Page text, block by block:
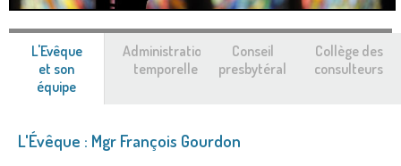
L'Evêque
et son
équipe
actif)
Administration
temporelle
Conseil
presbytéral
Collège des
consulteurs
L'Évêque : Mgr François Gourdon